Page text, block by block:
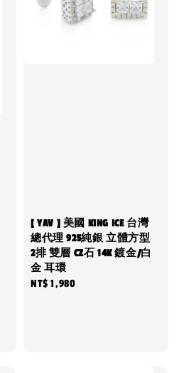
[ YAV ] 美國 KING ICE 台灣
總代理 925純銀 立體方型
2排 雙層 CZ石 14K 鍍金/白
金 耳環
Regular
NT$ 1,980